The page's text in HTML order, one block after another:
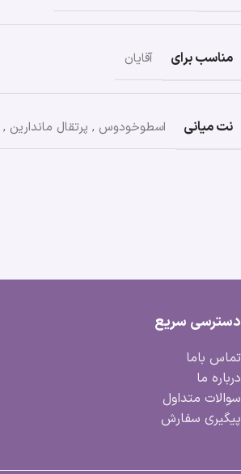
مناسب برای آقایان
نت میانی اسطوخودوس , پرتقال ماندارین ,
دسترسی سریع
تماس باما
درباره ما
سوالات متداول
پیگیری سفارش